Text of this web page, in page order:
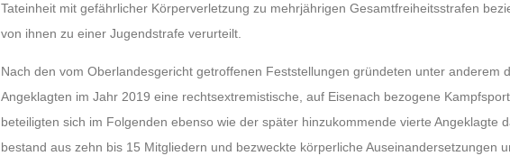
Tateinheit mit gefährlicher Körperverletzung zu mehrjährigen Gesamtfreiheitsstrafen
von ihnen zu einer Jugendstrafe verurteilt.
Nach den vom Oberlandesgericht getroffenen Feststellungen gründeten unter anderem
Angeklagten im Jahr 2019 eine rechtsextremistische, auf Eisenach bezogene
beteiligten sich im Folgenden ebenso wie der später hinzukommende vierte Angeklagte
bestand aus zehn bis 15 Mitgliedern und bezweckte körperliche Auseinandersetzungen